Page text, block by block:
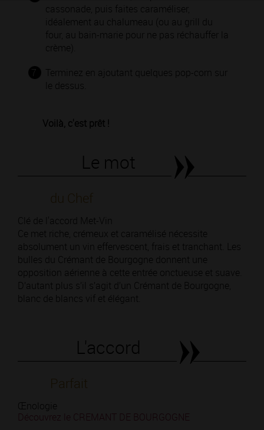
cassonade, puis faites caraméliser,
idéalement au chalumeau (ou au grill du
four, au bain-marie pour ne pas réchauffer la
crème).
7
Terminez en ajoutant quelques pop-corn sur
le dessus.
Voilà, c'est prêt !
Le mot
du Chef
Clé de l'accord Met-Vin
Ce met riche, crémeux et caramélisé nécessite
absolument un vin effervescent, frais et tranchant. Les
bulles du Crémant de Bourgogne donnent une
opposition aérienne à cette entrée onctueuse et suave.
D’autant plus s’il s’agit d’un Crémant de Bourgogne,
blanc de blancs vif et élégant.
L'accord
Parfait
Œnologie
Découvrez le CREMANT DE BOURGOGNE